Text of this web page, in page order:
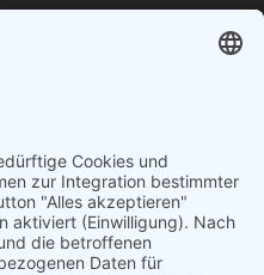
040 / 21 04 04 04-04
glinde@topf-online.de
Öffnungszeiten und mehr